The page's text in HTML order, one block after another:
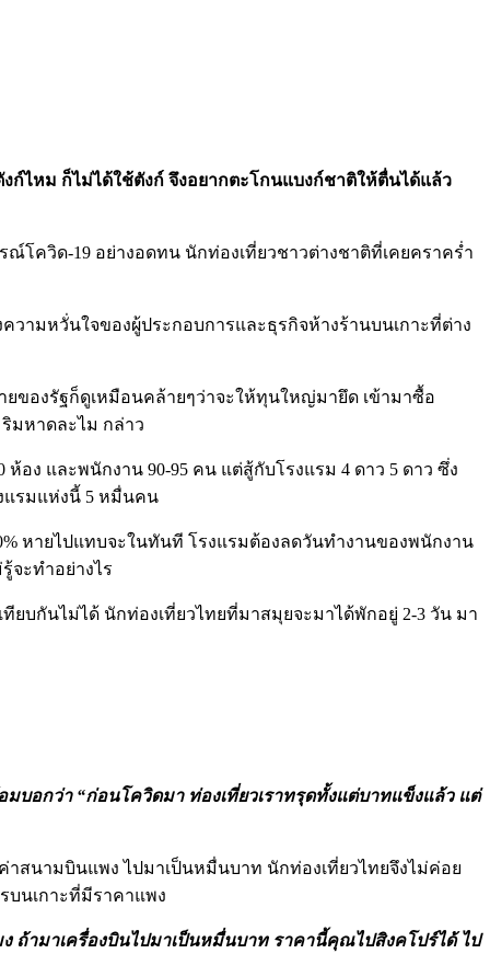
ก์ไหม ก็ไม่ได้ใช้ตังก์ จึงอยากตะโกนแบงก์ชาติให้ตื่นได้แล้ว
โควิด-19 อย่างอดทน นักท่องเที่ยวชาวต่างชาติที่เคยคราคร่ำ
ามหวั่นใจของผู้ประกอบการและธุรกิจห้างร้านบนเกาะที่ต่าง
ยของรัฐก็ดูเหมือนคล้ายๆว่าจะให้ทุนใหญ่มายึด เข้ามาซื้อ
มหาดละไม กล่าว
อง และพนักงาน 90-95 คน แต่สู้กับโรงแรม 4 ดาว 5 ดาว ซึ่ง
แรมแห่งนี้ 5 หมื่นคน
หายไปแทบจะในทันที โรงแรมต้องลดวันทำงานของพนักงาน
จะทำอย่างไร
ยบกันไม่ได้ นักท่องเที่ยวไทยที่มาสมุยจะมาได้พักอยู่ 2-3 วัน มา
บอกว่า “ก่อนโควิดมา ท่องเที่ยวเราทรุดทั้งแต่บาทแข็งแล้ว แต่
าสนามบินแพง ไปมาเป็นหมื่นบาท นักท่องเที่ยวไทยจึงไม่ค่อย
บนเกาะที่มีราคาแพง
ถ้ามาเครื่องบินไปมาเป็นหมื่นบาท ราคานี้คุณไปสิงคโปร์ได้ ไป